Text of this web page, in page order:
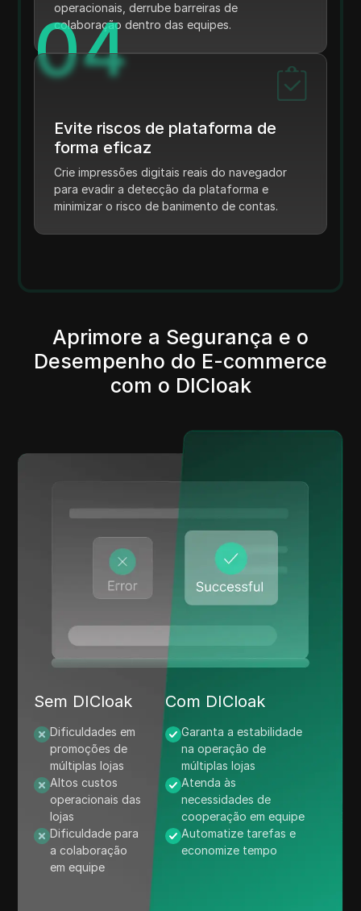
operacionais, derrube barreiras de
colaboração dentro das equipes.
04
Evite riscos de plataforma de
forma eficaz
Crie impressões digitais reais do navegador
para evadir a detecção da plataforma e
minimizar o risco de banimento de contas.
Aprimore a Segurança e o
Desempenho do E-commerce
com o DICloak
Sem DICloak
Dificuldades em
promoções de
múltiplas lojas
Altos custos
operacionais das
lojas
Dificuldade para
a colaboração
em equipe
Com DICloak
Garanta a estabilidade
na operação de
múltiplas lojas
Atenda às
necessidades de
cooperação em equipe
Automatize tarefas e
economize tempo